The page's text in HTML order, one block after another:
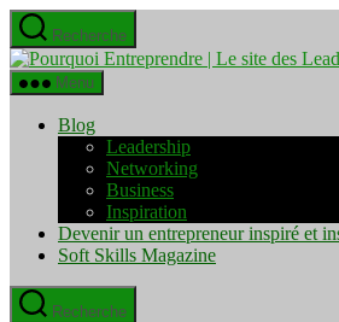
Aller
au
contenu
Recherche
Menu
Blog
Leadership
Networking
Business
Inspiration
Devenir un entrepreneur inspiré et
Soft Skills Magazine
Recherche